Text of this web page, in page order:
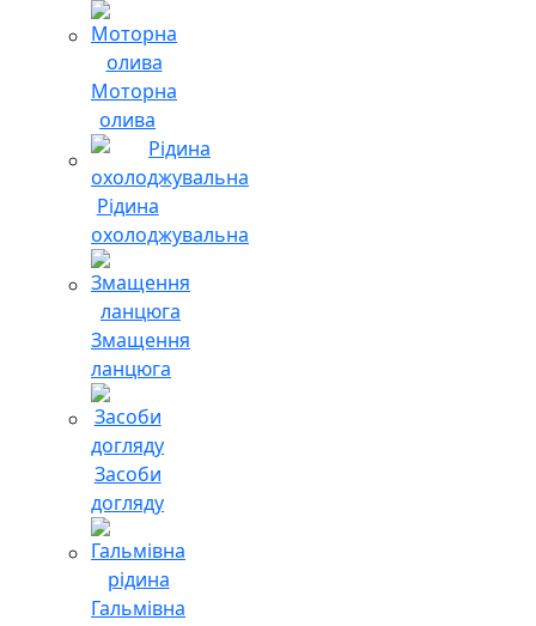
Моторна
олива
Рідина
охолоджувальна
Змащення
ланцюга
Засоби
догляду
Гальмівна